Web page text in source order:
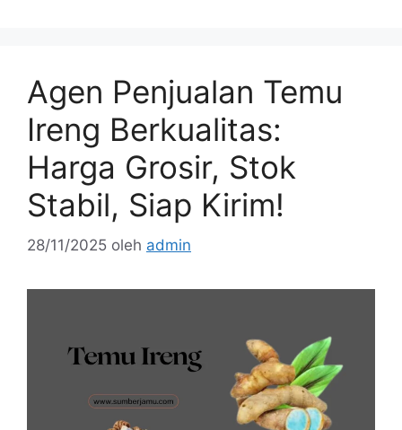
Agen Penjualan Temu
Ireng Berkualitas:
Harga Grosir, Stok
Stabil, Siap Kirim!
28/11/2025 oleh admin